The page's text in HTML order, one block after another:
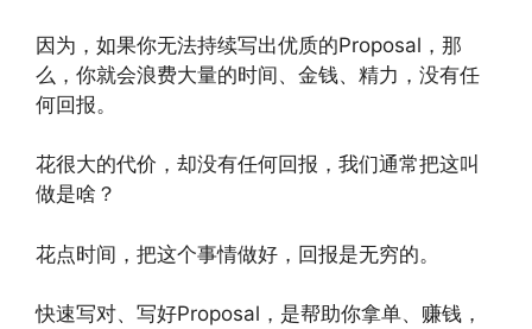
因为，如果你无法持续写出优质的Proposal，那
么，你就会浪费大量的时间、金钱、精力，没有任
何回报。
花很大的代价，却没有任何回报，我们通常把这叫
做是啥？
花点时间，把这个事情做好，回报是无穷的。
快速写对、写好Proposal，是帮助你拿单、赚钱，